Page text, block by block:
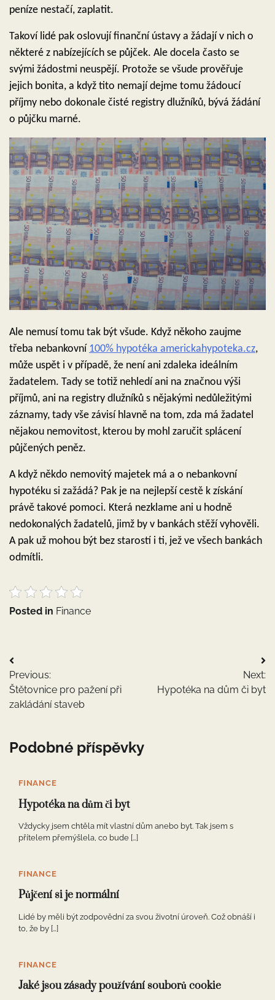
peníze nestačí, zaplatit.
Takoví lidé pak oslovují finanční ústavy a žádají v nich o
některé z nabízejících se půjček. Ale docela často se
svými žádostmi neuspějí. Protože se všude prověřuje
jejich bonita, a když tito nemají dejme tomu žádoucí
příjmy nebo dokonale čisté registry dlužníků, bývá žádání
o půjčku marné.
Ale nemusí tomu tak být všude. Když někoho zaujme
třeba nebankovní 100% hypotéka americkahypoteka.cz,
může uspět i v případě, že není ani zdaleka ideálním
žadatelem. Tady se totiž nehledí ani na značnou výši
příjmů, ani na registry dlužníků s nějakými nedůležitými
záznamy, tady vše závisí hlavně na tom, zda má žadatel
nějakou nemovitost, kterou by mohl zaručit splácení
půjčených peněz.
A když někdo nemovitý majetek má a o nebankovní
hypotéku si zažádá? Pak je na nejlepší cestě k získání
právě takové pomoci. Která nezklame ani u hodně
nedokonalých žadatelů, jimž by v bankách stěží vyhověli.
A pak už mohou být bez starostí i ti, jež ve všech bankách
odmítli.
Posted in Finance
Navigace
pro
příspěvek
Previous:
Štětovnice pro pažení při
zakládání staveb
Next:
Hypotéka na dům či byt
Podobné příspěvky
FINANCE
Hypotéka na dům či byt
Vždycky jsem chtěla mít vlastní dům anebo byt. Tak jsem s
přítelem přemýšlela, co bude […]
FINANCE
Půjčení si je normální
Lidé by měli být zodpovědní za svou životní úroveň. Což obnáší i
to, že by […]
FINANCE
Jaké jsou zásady používání souborů cookie